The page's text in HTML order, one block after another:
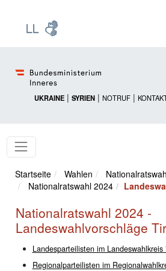
UKRAINE | SYRIEN | NOTRUF |
Startseite Wahlen
Nationalratswahl 2024
Nationalratswahl 2024 -
Landeswahlvorschläge
Landesparteilisten im Landeswahlkreis
Regionalparteilisten im